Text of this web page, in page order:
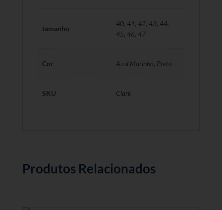
tamanho
40, 41, 42, 43, 44,
45, 46, 47
Cor Azul Marinho, Preto
SKU Clark
Produtos Relacionados